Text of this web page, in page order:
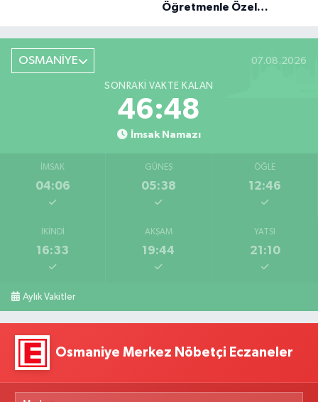
Öğretmenle Özel
OSMANİYE 07.08.2026
SONRAKI VAKTE KALAN
46:47
İmsak Namazı
İMSAK
04:06
GÜNEŞ
05:38
ÖĞLE
12:46
İKINDI
16:33
AKŞAM
19:44
YATSI
21:10
Aylık Vakitler
Osmaniye Merkez Nöbetçi Eczaneler